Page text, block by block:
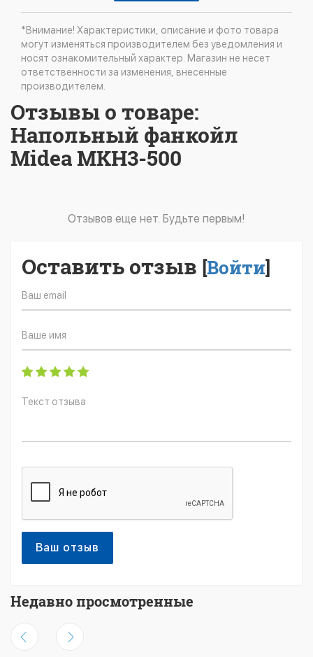
*Внимание! Характеристики, описание и фото товара
могут изменяться производителем без уведомления и
носят ознакомительный характер. Магазин не несет
ответственности за изменения, внесенные
производителем.
Отзывы о товаре:
Напольный фанкойл
Midea MKH3-500
Отзывов еще нет. Будьте первым!
Оставить отзыв [Войти]
Ваш отзыв
Недавно просмотренные